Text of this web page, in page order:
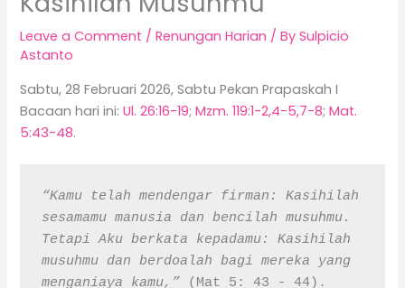
Leave a Comment /Renungan Harian / BySulpicio
Astanto
Sabtu, 28 Februari 2026, Sabtu Pekan Prapaskah I
Bacaan hari ini:Ul. 26:16-19;Mzm. 119:1-2,4-5,7-8;Mat.
5:43-48.
“Kamu telah mendengar firman: Kasihilah
sesamamu manusia dan bencilah musuhmu.
Tetapi Aku berkata kepadamu: Kasihilah
musuhmu dan berdoalah bagi mereka yang
menganiaya kamu,”
(Mat 5: 43 - 44).